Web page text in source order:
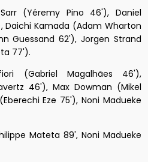
(Yéremy Pino 46'), Daniel
Daichi Kamada (Adam Wharton
Guessand 62'), Jorgen Strand
77').
(Gabriel Magalhães 46'),
46'), Max Dowman (Mikel
Eze 75'), Noni Madueke
Mateta 89', Noni Madueke